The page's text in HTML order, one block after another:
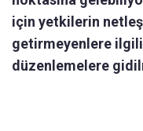
için yetkilerin
getirmeyenlere
düzenlemelere